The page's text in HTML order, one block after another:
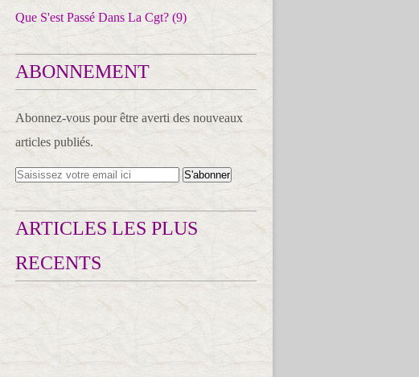
Que S'est Passé Dans La Cgt? (9)
ABONNEMENT
Abonnez-vous pour être averti des nouveaux
articles publiés.
ARTICLES LES PLUS
RECENTS